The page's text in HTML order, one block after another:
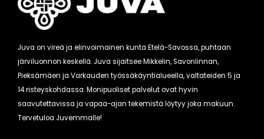
Juva on vireä ja elinvoimainen kunta Etelä-Savossa, puhtaan
järviluonnon keskellä. Juva sijaitsee Mikkelin, Savonlinnan,
Pieksämäen ja Varkauden työssäkäyntialueella, valtateiden 5 ja
14 risteyskohdassa. Monipuoliset palvelut ovat hyvin
saavutettavissa ja vapaa-ajan tekemistä löytyy joka makuun.
Tervetuloa Juvemmalle!